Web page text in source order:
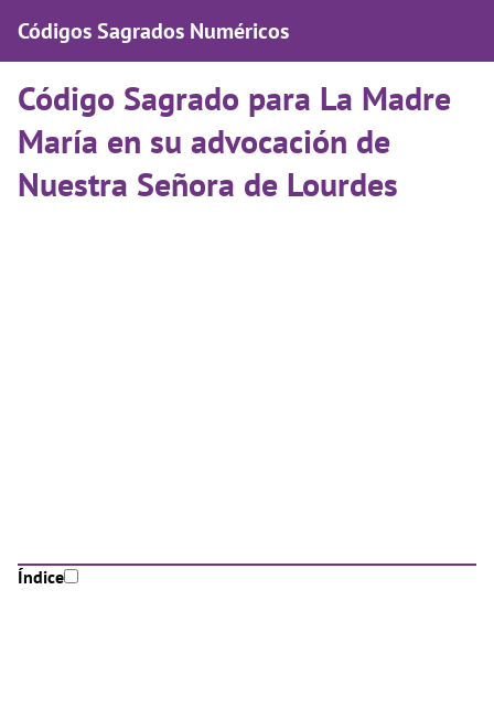
Códigos Sagrados Numéricos
Código Sagrado para La Madre
María en su advocación de
Nuestra Señora de Lourdes
Índice